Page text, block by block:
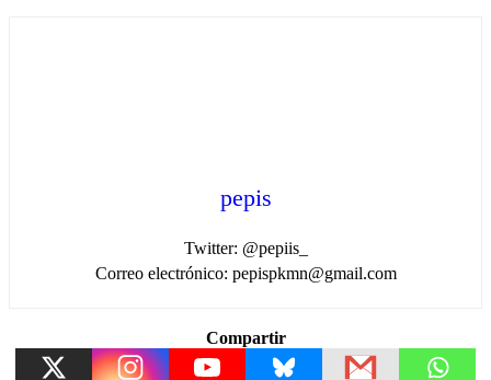
pepis
Twitter: @pepiis_
Correo electrónico: pepispkmn@gmail.com
Compartir